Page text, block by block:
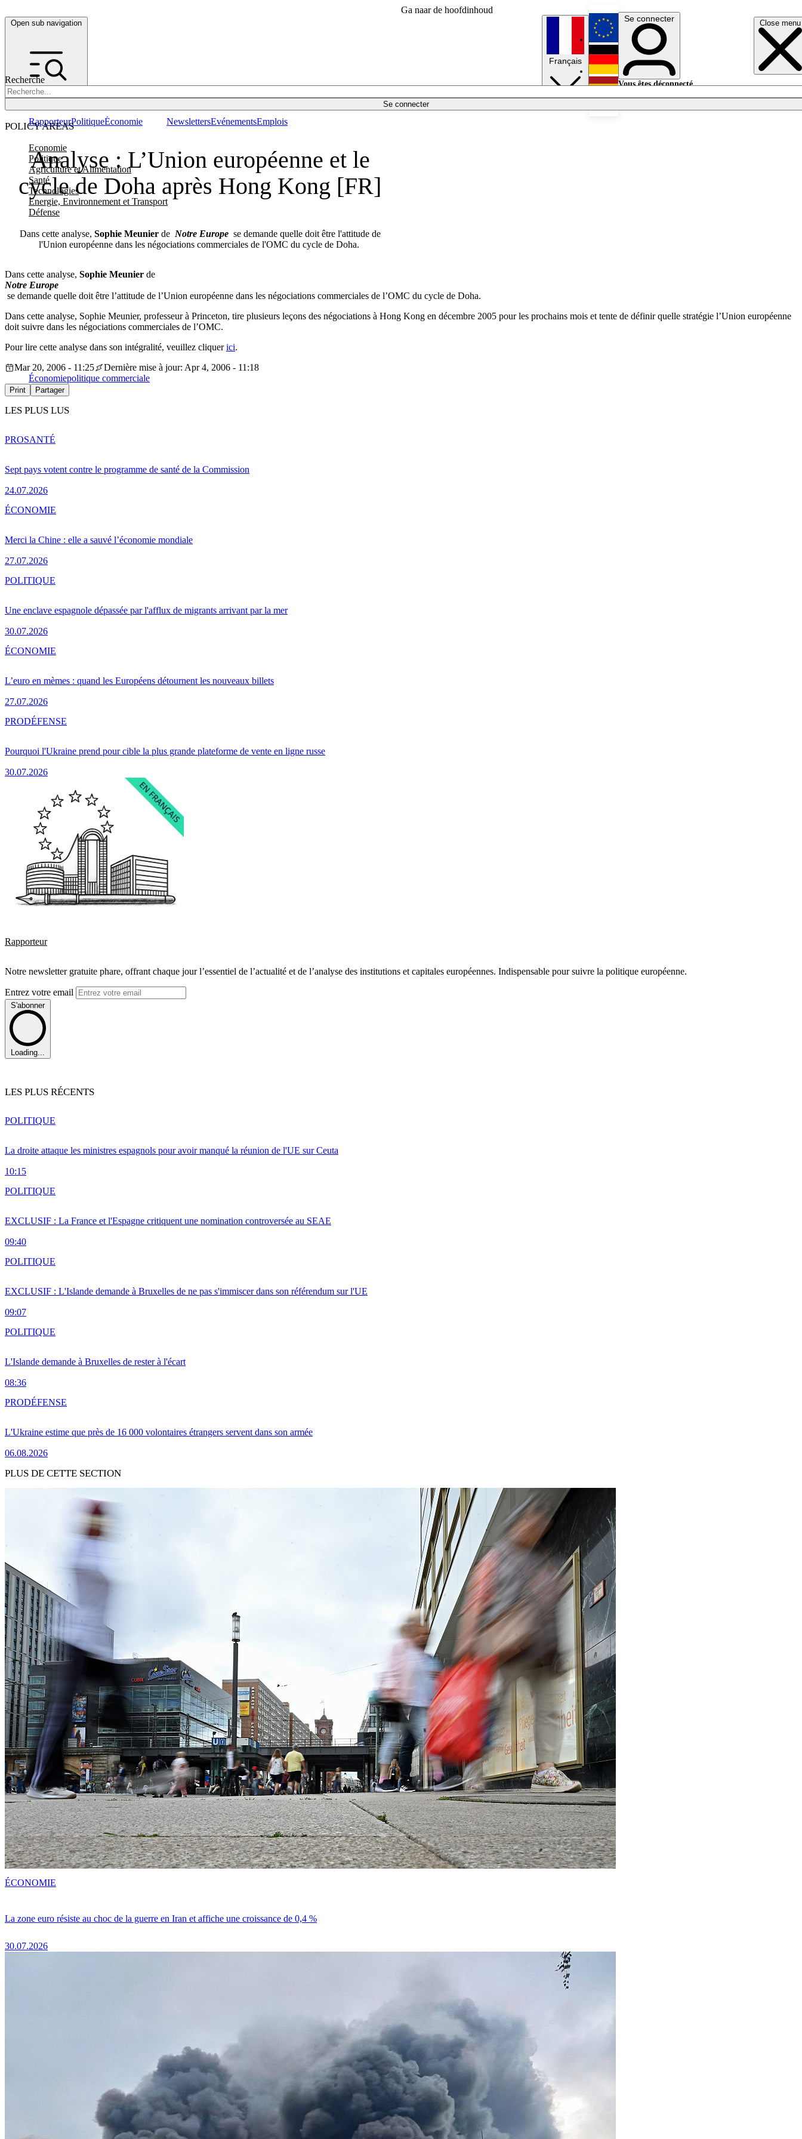
Ga naar de hoofdinhoud
Open sub navigation Close menu
Recherche
Se connecter
POLICY AREAS
Economie
Politique
Agriculture et Alimentation
Santé
Technologies
Energie, Environnement et Transport
Défense
RapporteurPolitiqueÉconomie NewslettersEvénementsEmplois
Français
English
Deutsch
Se connecter
Vous êtes déconnecté.
Analyse : L’Union européenne et le
cycle de Doha après Hong Kong [FR]
Dans cette analyse, Sophie Meunierde Notre Europe se demande quelle doit être l'attitude de
l'Union européenne dans les négociations commerciales de l'OMC du cycle de Doha.
Dans cette analyse, Sophie Meunier de
Notre Europe
se demande quelle doit être l’attitude de l’Union européenne dans les négociations commerciales de l’OMC du cycle de Doha.
Dans cette analyse, Sophie Meunier, professeur à Princeton, tire plusieurs leçons des négociations à Hong Kong en décembre 2005 pour les prochains mois et tente de définir quelle stratégie l’Union européenne
doit suivre dans les négociations commerciales de l’OMC.
Pour lire cette analyse dans son intégralité, veuillez cliquerici.
Mar 20, 2006 - 11:25
Dernière mise à jour: Apr 4, 2006 - 11:18
Économiepolitique commerciale
Print Partager
LES PLUS LUS
Sept pays votent contre le programme de santé de la Commission
24.07.2026
PROSANTÉ
Merci la Chine : elle a sauvé l’économie mondiale
27.07.2026
ÉCONOMIE
Une enclave espagnole dépassée par l'afflux de migrants arrivant par la mer
30.07.2026
POLITIQUE
L’euro en mèmes : quand les Européens détournent les nouveaux billets
27.07.2026
ÉCONOMIE
Pourquoi l'Ukraine prend pour cible la plus grande plateforme de vente en ligne russe
30.07.2026
PRODÉFENSE
Rapporteur
Notre newsletter gratuite phare, offrant chaque jour l’essentiel de l’actualité et de l’analyse des institutions et capitales européennes. Indispensable pour suivre la politique européenne.
Entrez votre email
S'abonner
Loading...
LES PLUS RÉCENTS
La droite attaque les ministres espagnols pour avoir manqué la réunion de l'UE sur Ceuta
10:15
POLITIQUE
EXCLUSIF : La France et l'Espagne critiquent une nomination controversée au SEAE
09:40
POLITIQUE
EXCLUSIF : L'Islande demande à Bruxelles de ne pas s'immiscer dans son référendum sur l'UE
09:07
POLITIQUE
L'Islande demande à Bruxelles de rester à l'écart
08:36
POLITIQUE
L'Ukraine estime que près de 16 000 volontaires étrangers servent dans son armée
06.08.2026
PRODÉFENSE
PLUS DE CETTE SECTION
La zone euro résiste au choc de la guerre en Iran et affiche une croissance de 0,4 %
30.07.2026
ÉCONOMIE